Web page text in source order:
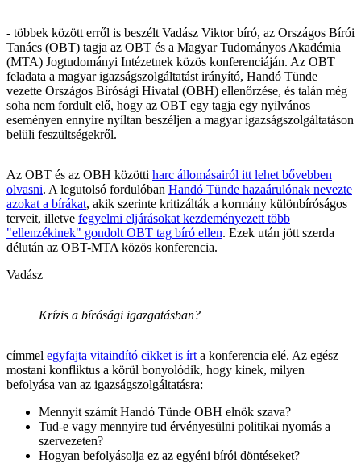
- többek között erről is beszélt Vadász Viktor bíró, az Országos Bírói
Tanács (OBT) tagja az OBT és a Magyar Tudományos Akadémia
(MTA) Jogtudományi Intézetnek közös konferenciáján. Az OBT
feladata a magyar igazságszolgáltatást irányító, Handó Tünde
vezette Országos Bírósági Hivatal (OBH) ellenőrzése, és talán még
soha nem fordult elő, hogy az OBT egy tagja egy nyilvános
eseményen ennyire nyíltan beszéljen a magyar igazságszolgáltatáson
belüli feszültségekről.
Az OBT és az OBH közötti harc állomásairól itt lehet bővebben
olvasni. A legutolsó fordulóban Handó Tünde hazaárulónak nevezte
azokat a bírákat, akik szerinte kritizálták a kormány különbíróságos
terveit, illetve fegyelmi eljárásokat kezdeményezett több
"ellenzékinek" gondolt OBT tag bíró ellen. Ezek után jött szerda
délután az OBT-MTA közös konferencia.
Vadász
Krízis a bírósági igazgatásban?
címmel egyfajta vitaindító cikket is írt a konferencia elé. Az egész
mostani konfliktus a körül bonyolódik, hogy kinek, milyen
befolyása van az igazságszolgáltatásra:
Mennyit számít Handó Tünde OBH elnök szava?
Tud-e vagy mennyire tud érvényesülni politikai nyomás a
szervezeten?
Hogyan befolyásolja ez az egyéni bírói döntéseket?